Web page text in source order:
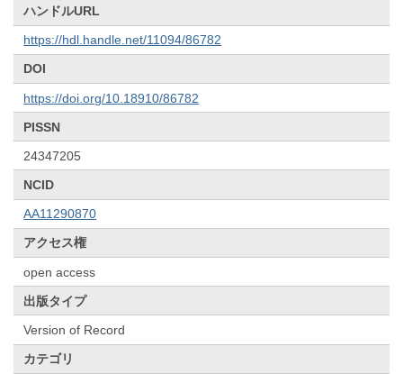
ハンドルURL
https://hdl.handle.net/11094/86782
DOI
https://doi.org/10.18910/86782
PISSN
24347205
NCID
AA11290870
アクセス権
open access
出版タイプ
Version of Record
カテゴリ